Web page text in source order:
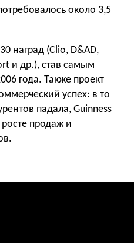
около 3,5
наград (Clio, D&AD,
и др.), став самым
года. Также проект
успех: в то
падала, Guinness
продаж и